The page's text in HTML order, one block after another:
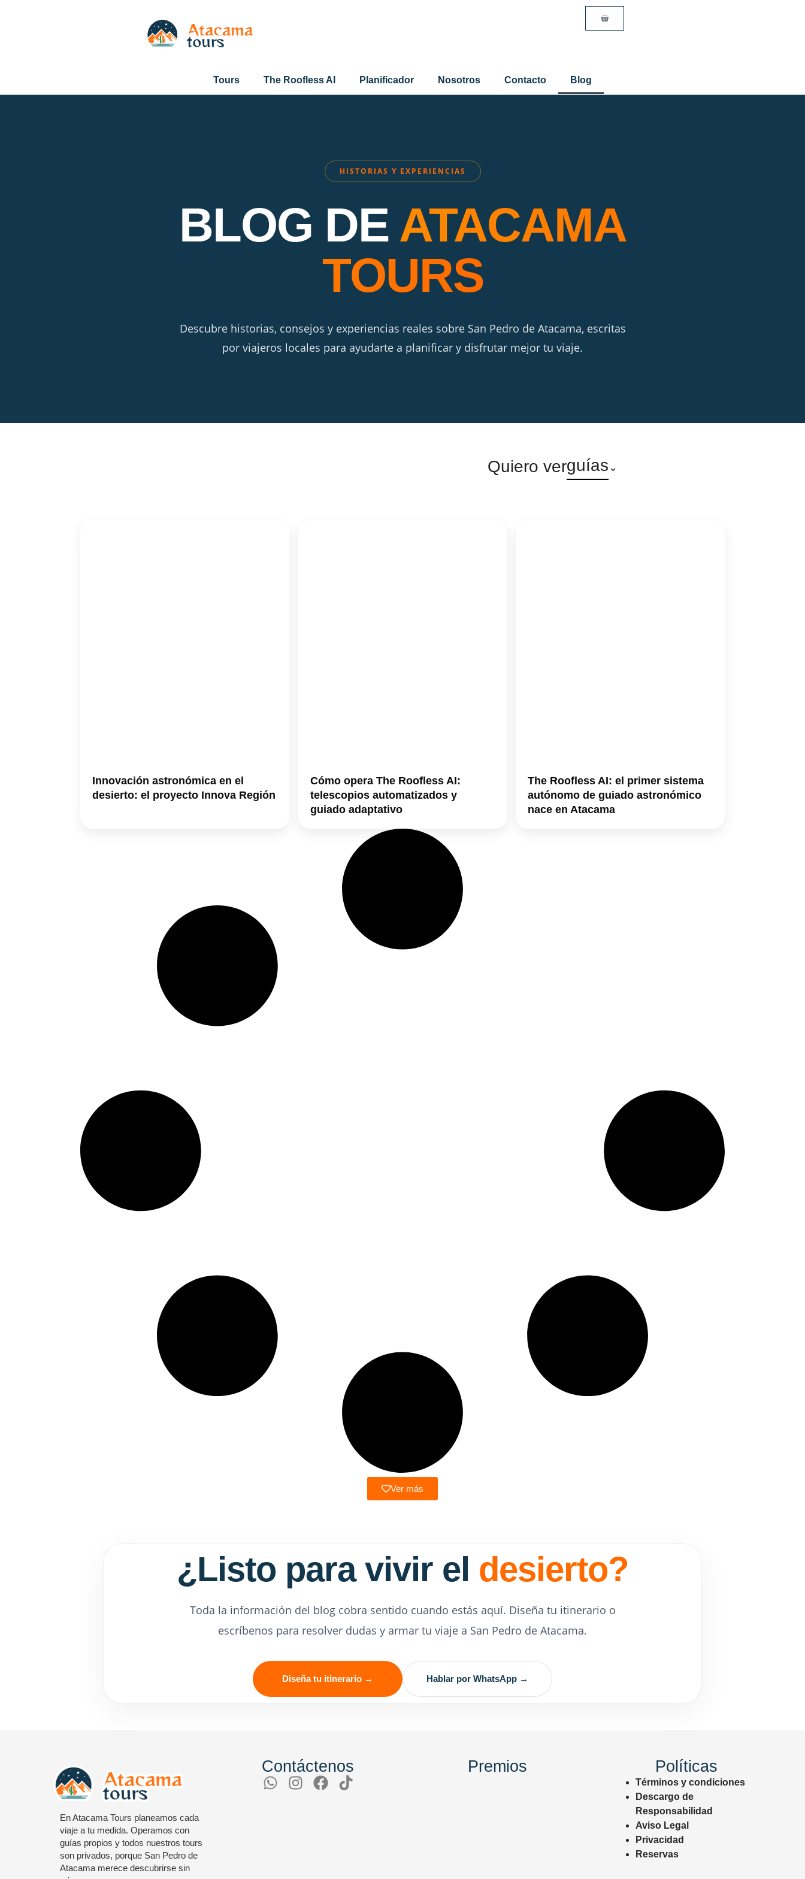
Tours The Roofless AI Planificador Nosotros Contacto Blog
HISTORIAS Y EXPERIENCIAS
BLOG DE ATACAMA
TOURS
Descubre historias, consejos y experiencias reales sobre San Pedro de Atacama, escritas
por viajeros locales para ayudarte a planificar y disfrutar mejor tu viaje.
Quiero verguías ⌄
Innovación astronómica en el
desierto: el proyecto Innova Región
Cómo opera The Roofless AI:
telescopios automatizados y
guiado adaptativo
The Roofless AI: el primer sistema
autónomo de guiado astronómico
nace en Atacama
Ver más
¿Listo para vivir el desierto?
Toda la información del blog cobra sentido cuando estás aquí. Diseña tu itinerario o
escríbenos para resolver dudas y armar tu viaje a San Pedro de Atacama.
Diseña tu itinerario → Hablar por WhatsApp →
En Atacama Tours planeamos cada
viaje a tu medida. Operamos con
guías propios y todos nuestros tours
son privados, porque San Pedro de
Atacama merece descubrirse sin
Contáctenos Premios Políticas
Términos y condiciones
Descargo de
Responsabilidad
Aviso Legal
Privacidad
Reservas